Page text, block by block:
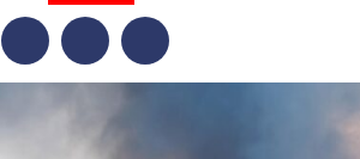
FacebookTwitterTelegram